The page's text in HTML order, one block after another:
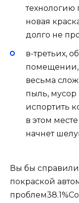
технологию
новая
долго не
в-третьих,
помещении,
весьма
пыль, мусор
испортить
в этом
начнет
Вы бы
покраской